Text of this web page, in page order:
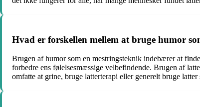
Hvad er forskellen mellem at bruge humor
Brugen af humor som en mestringsteknik indebærer at
forbedre ens følelsesmæssige velbefindende. Brugen af
omfatte at grine, bruge latterterapi eller generelt bruge